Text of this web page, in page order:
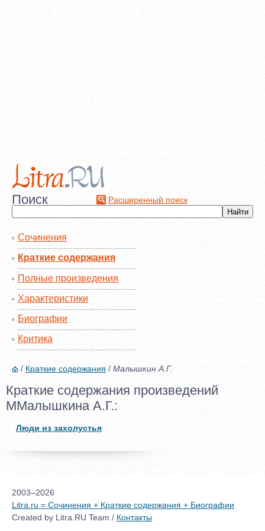
Поиск Расширенный поиск
Сочинения
Краткие содержания
Полные произведения
Характеристики
Биографии
Критика
/ Краткие содержания / Малышкин А.Г.
Краткие содержания произведений
ММалышкина А.Г.:
Люди из захолустья
2003–2026
Litra.ru = Сочинения + Краткие содержания + Биографии
Created by Litra.RU Team / Контакты